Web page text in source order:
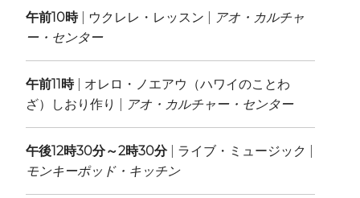
午前10時| ウクレレ・レッスン |
アオ・カルチャ
ー・センター
午前11時| オレロ・ノエアウ（ハワイのことわ
ざ）しおり作り |
アオ・カルチャー・センター
午後12時30分～2時30分| ライブ・ミュージック |
モンキーポッド・キッチン